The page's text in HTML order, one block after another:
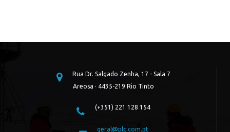
Rua Dr. Salgado Zenha, 17 - Sala 7
Areosa · 4435-219 Rio Tinto
(+351) 221 128 154
geral@plc.com.pt